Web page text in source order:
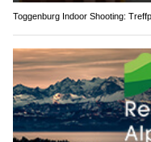
Toggenburg Indoor Shooting: